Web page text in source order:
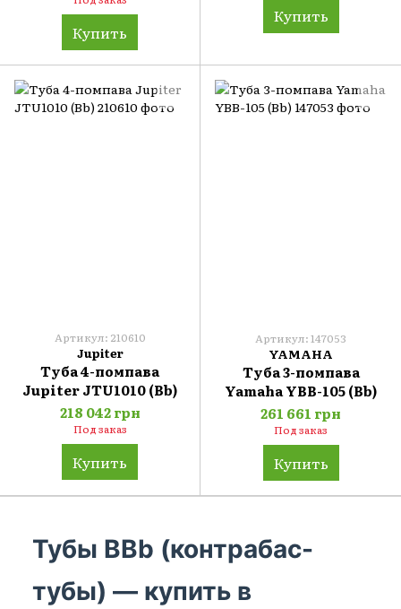
Купить
Купить
Артикул: 210610
Jupiter
Туба 4-помпава
Jupiter JTU1010 (Bb)
218 042 грн
Под заказ
Купить
Артикул: 147053
YAMAHA
Туба 3-помпава
Yamaha YBB-105 (Bb)
261 661 грн
Под заказ
Купить
Тубы BBb (контрабас-
тубы) — купить в